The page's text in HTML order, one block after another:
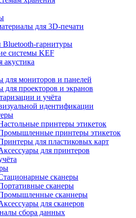
для 3D-печати
гарнитуры
системы KEF
акустика
мониторов и панелей
проекторов и экранов
и учёта
идентификации
принтеры этикеток
принтеры этикеток
для пластиковых карт
для принтеров
сканеры
сканеры
сканнеры
для сканеров
сбора данных